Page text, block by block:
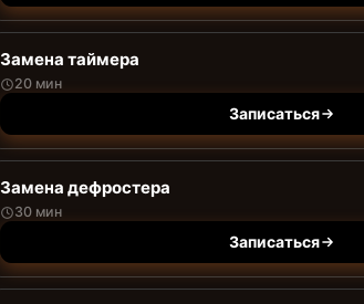
Замена таймера
20 мин
Записаться
Замена дефростера
30 мин
Записаться